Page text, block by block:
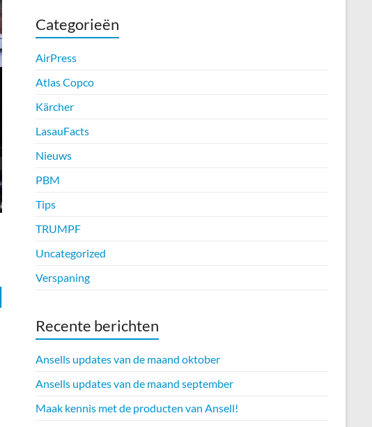
Categorieën
AirPress
Atlas Copco
Kärcher
LasauFacts
Nieuws
PBM
Tips
TRUMPF
Uncategorized
Verspaning
Recente berichten
Ansells updates van de maand oktober
Ansells updates van de maand september
Maak kennis met de producten van Ansell!